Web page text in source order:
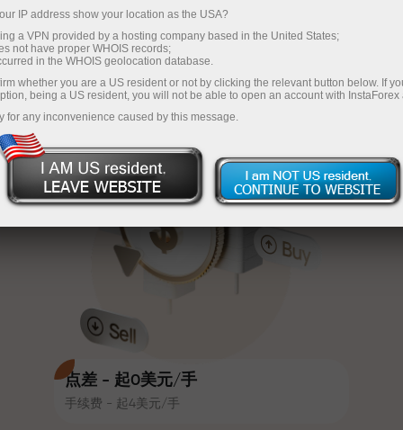
InstaForex
点差 - 起0美元/手
手续费 - 起4美元/手
易的优惠条件
时可获得高达30%的奖金，并享受
其他促销活动和优惠
赛道速度与交易速度共享相同价值
观。Ales Loprais将刺激与纪律元素
带入交易世界，作为InstaForex合作
伙伴，激励客户实现雄心勃勃的目
交易速度
与赛道速度
您的专属礼物大奖
充值$333—选择价值高达$1,500的礼物
无风险交易—
我们保证您的利润
最高X1000奖金—市场上最大倍数
IP address show your location as the USA?
a VPN provided by a hosting company based in the United States;
not have proper WHOIS records;
in the WHOIS geolocation database.
whether you are a US resident or not by clicking the relevant button below. If
being a US resident, you will not be able to open an account with InstaForex
for any inconvenience caused by this message.